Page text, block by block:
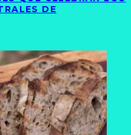
DE